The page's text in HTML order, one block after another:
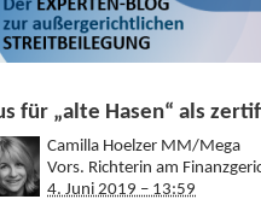
für „alte Hasen“ als
Camilla Hoelzer MM/Mega
Vors. Richterin am
4. Juni 2019 – 13:59